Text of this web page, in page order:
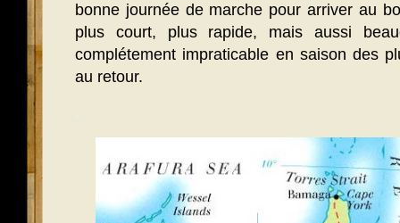
bonne journée de marche pour arriver au
plus court, plus rapide, mais aussi
complétement impraticable en saison des
au retour.
.